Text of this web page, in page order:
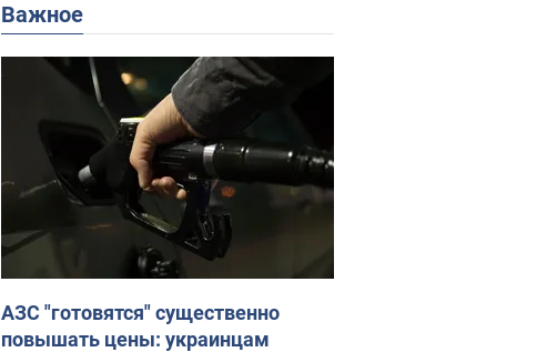
Важное
АЗС "готовятся" существенно
повышать цены: украинцам